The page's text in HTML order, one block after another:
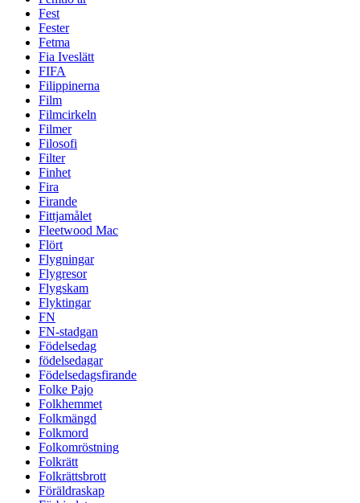
Fest
Fester
Fetma
Fia Iveslätt
FIFA
Filippinerna
Film
Filmcirkeln
Filmer
Filosofi
Filter
Finhet
Fira
Firande
Fittjamålet
Fleetwood Mac
Flört
Flygningar
Flygresor
Flygskam
Flyktingar
FN
FN-stadgan
Födelsedag
födelsedagar
Födelsedagsfirande
Folke Pajo
Folkhemmet
Folkmängd
Folkmord
Folkomröstning
Folkrätt
Folkrättsbrott
Föräldraskap